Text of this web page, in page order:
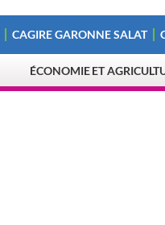
CAGIRE GARONNE SALAT
ÉCONOMIE ET